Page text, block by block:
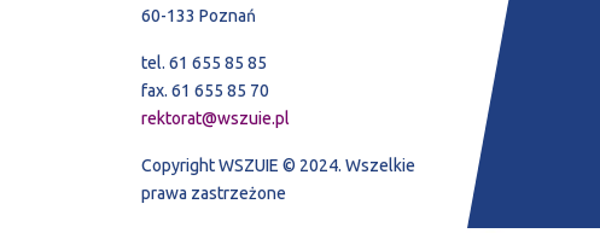
60-133 Poznań
tel. 61 655 85 85
fax. 61 655 85 70
rektorat@wszuie.pl
Copyright WSZUIE © 2024. Wszelkie
prawa zastrzeżone